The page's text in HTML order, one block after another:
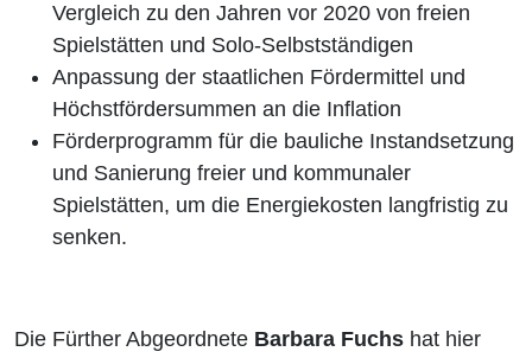
Vergleich zu den Jahren vor 2020 von freien
Spielstätten und Solo-Selbstständigen
Anpassung der staatlichen Fördermittel und
Höchstfördersummen an die Inflation
Förderprogramm für die bauliche Instandsetzung
und Sanierung freier und kommunaler
Spielstätten, um die Energiekosten langfristig zu
senken.
Die Fürther Abgeordnete Barbara Fuchs hat hier